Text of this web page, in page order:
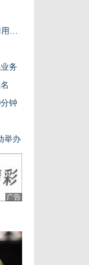
2026年首艘LNG运输船抵洋浦港 保障海南冬季用气高峰
务
钟
举办
广告